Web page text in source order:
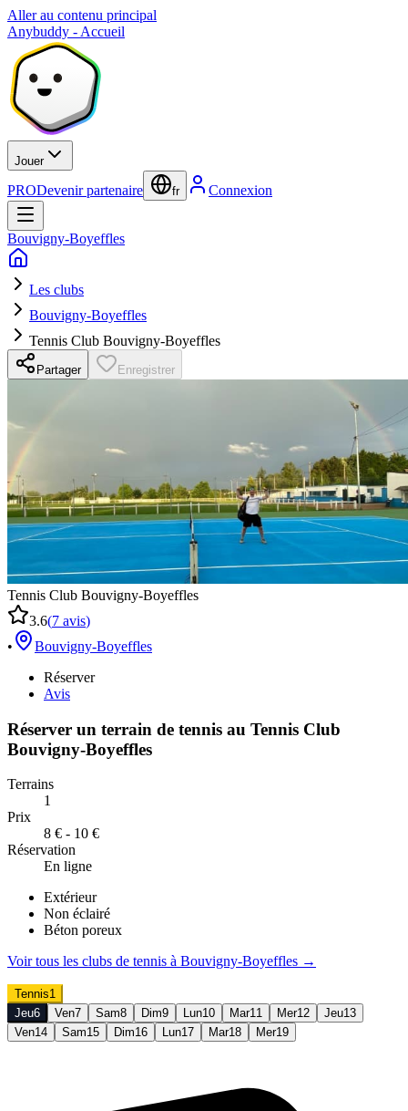
Aller au contenu principal
Anybuddy - Accueil
Jouer
PRODevenir partenaire fr Connexion
Bouvigny-Boyeffles
Les clubs
Bouvigny-Boyeffles
Tennis Club Bouvigny-Boyeffles
Partager Enregistrer
Tennis Club Bouvigny-Boyeffles
3.6(7 avis)
•
Bouvigny-Boyeffles
Réserver
Avis
Réserver un terrain de tennis au Tennis Club
Bouvigny-Boyeffles
Terrains
1
Prix
8 € - 10 €
Réservation
En ligne
Extérieur
Non éclairé
Béton poreux
Voir tous les clubs de tennis à Bouvigny-Boyeffles →
Tennis1
Jeu6 Ven7 Sam8 Dim9 Lun10 Mar11 Mer12 Jeu13
Ven14 Sam15 Dim16 Lun17 Mar18 Mer19